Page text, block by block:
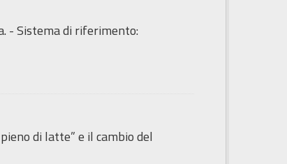
- Sistema di riferimento:
di latte” e il cambio del